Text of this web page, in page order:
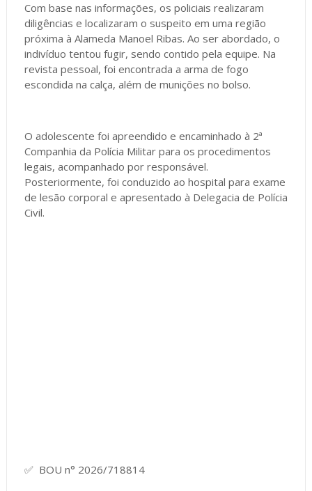
Com base nas informações, os policiais realizaram
diligências e localizaram o suspeito em uma região
próxima à Alameda Manoel Ribas. Ao ser abordado, o
indivíduo tentou fugir, sendo contido pela equipe. Na
revista pessoal, foi encontrada a arma de fogo
escondida na calça, além de munições no bolso.
O adolescente foi apreendido e encaminhado à 2ª
Companhia da Polícia Militar para os procedimentos
legais, acompanhado por responsável.
Posteriormente, foi conduzido ao hospital para exame
de lesão corporal e apresentado à Delegacia de Polícia
Civil.
✅ BOU n° 2026/718814